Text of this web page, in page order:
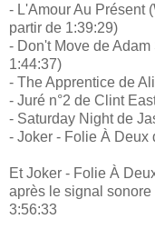
- L'Amour Au Présent
partir de 1:39:29)
- Don't Move de
1:44:37)
- The Apprentice de
- Juré n°2 de Clint
- Saturday Night de
- Joker - Folie À Deux
Et Joker - Folie À
après le signal
3:56:33